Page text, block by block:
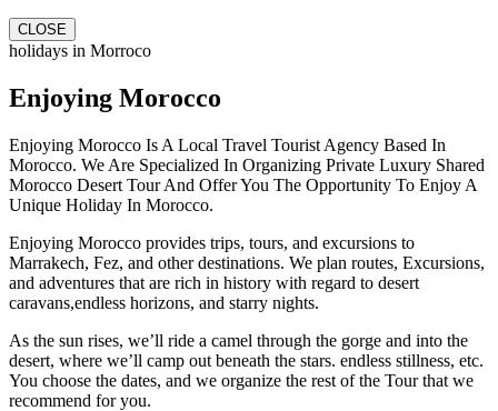
CLOSE
holidays in Morroco
Enjoying Morocco
Enjoying Morocco Is A Local Travel Tourist Agency Based In
Morocco. We Are Specialized In Organizing Private Luxury Shared
Morocco Desert Tour And Offer You The Opportunity To Enjoy A
Unique Holiday In Morocco.
Enjoying Morocco provides trips, tours, and excursions to
Marrakech, Fez, and other destinations. We plan routes, Excursions,
and adventures that are rich in history with regard to desert
caravans,endless horizons, and starry nights.
As the sun rises, we’ll ride a camel through the gorge and into the
desert, where we’ll camp out beneath the stars. endless stillness, etc.
You choose the dates, and we organize the rest of the Tour that we
recommend for you.